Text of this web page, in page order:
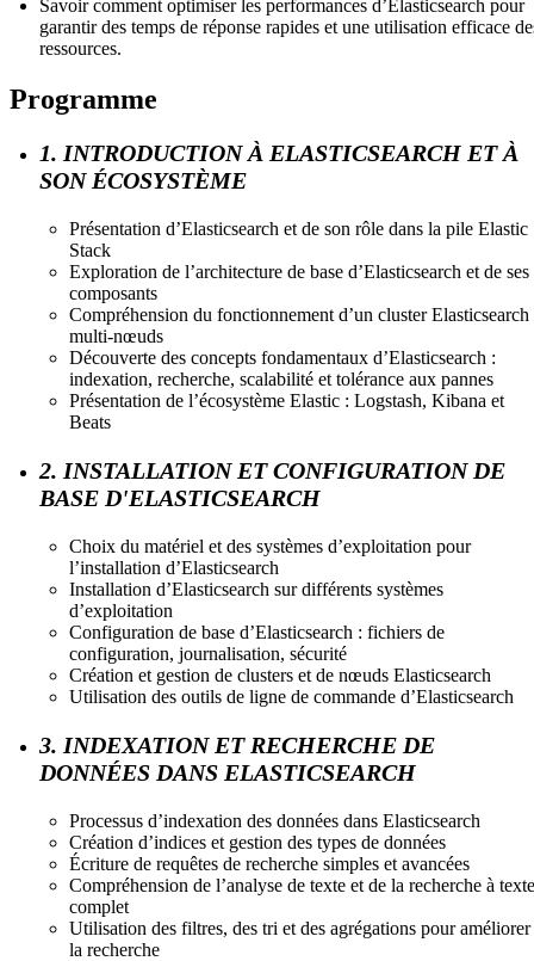
Savoir comment optimiser les performances d’Elasticsearch pour
garantir des temps de réponse rapides et une utilisation efficace
ressources.
Programme
1. INTRODUCTION À ELASTICSEARCH ET À
SON ÉCOSYSTÈME
Présentation d’Elasticsearch et de son rôle dans la pile Elastic
Stack
Exploration de l’architecture de base d’Elasticsearch et de ses
composants
Compréhension du fonctionnement d’un cluster Elasticsearch
multi-nœuds
Découverte des concepts fondamentaux d’Elasticsearch :
indexation, recherche, scalabilité et tolérance aux pannes
Présentation de l’écosystème Elastic : Logstash, Kibana et
Beats
2. INSTALLATION ET CONFIGURATION DE
BASE D'ELASTICSEARCH
Choix du matériel et des systèmes d’exploitation pour
l’installation d’Elasticsearch
Installation d’Elasticsearch sur différents systèmes
d’exploitation
Configuration de base d’Elasticsearch : fichiers de
configuration, journalisation, sécurité
Création et gestion de clusters et de nœuds Elasticsearch
Utilisation des outils de ligne de commande d’Elasticsearch
3. INDEXATION ET RECHERCHE DE
DONNÉES DANS ELASTICSEARCH
Processus d’indexation des données dans Elasticsearch
Création d’indices et gestion des types de données
Écriture de requêtes de recherche simples et avancées
Compréhension de l’analyse de texte et de la recherche à texte
complet
Utilisation des filtres, des tri et des agrégations pour améliorer
la recherche